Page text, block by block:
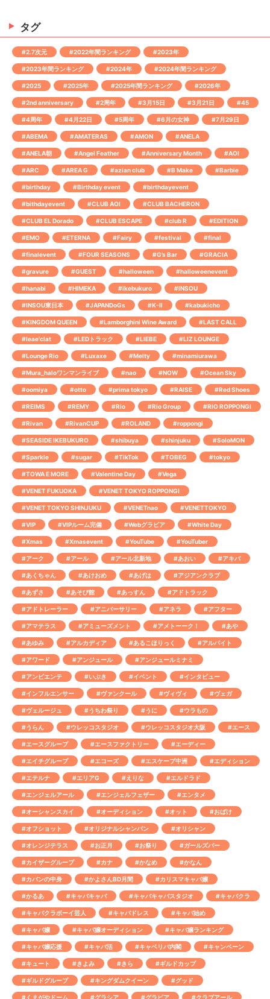
タグ
#2.7次元 #2022年間ランキング #2023年
#2023年間ランキング #2024年 #2024年間ランキング
#2025 #2025年 #2025年間ランキング #2026年
#2nd anniversary #2周年 #3月15日 #3月21日 #45
#4周年 #4月22日 #5周年 #6月の女神 #7月29日
#ABEMA #AMATERAS #AMON #ANELA
#ANELA朝 #Angel Feather #Anniversary Month #AOI
#ARC #AREA G #azian club #B Make #Barbie
#birthday #Birthday event #birthdayevent
#bithdayevent #CLUB AOI #CLUB BACHERON
#CLUB EL Dorado #CLUB ESCAPE #club R #EDITION
#EMO #ETERNA #Fairy #festival #final
#finalevent #FOUR SEASONS #G’s Bar #GRACIA
#gravure #GUEST #halloween #halloweenevent
#hanabi #HIMEKA #ikebukuro #INSOU
#INSOU東日本 #JAPANDoGs #K-Ⅱ #kabukicho
#KINGDOM QUEEN #Lamborghini Wine Award #LAST CALL
#leae'clat #LEDトラック #LIEBE #LIZ LOUNGE
#Lounge Rio #Luxaxe #Melty #minamiurawa
#Mura_haloワンマンライブ #nao #NOW #Ocean Sky
#oomiya #otto #prima tokyo #RAISE #Red Shoes
#REIMS #REMY #Rio #Rio Group #RIO ROPPONGI
#Rivan #RivanCUP #ROLAND #roppongi
#SEASIDE IKEBUKURO #shibuya #shinjuku #SoloMON
#Sparkle #sugar #TikTok #TOBEG #tokyo
#TOWA E MORE #Valentine Day #Vega
#VENET FUKUOKA #VENET TOKYO ROPPONGI
#VENET TOKYO SHINJUKU #VENETnao #VENETTOKYO
#VIP #VIPルーム完備 #Webグラビア #White Day
#Xmas #Xmasevent #YouTube #YouTuber
#アーク #アール #アール北新地 #あおい #アキバ
#あくちゃん #あけおめ #あげは #アジアンクラブ
#あずさ #あそび館 #あっすん #アドトラック
#アドトレーラー #アニバーサリー #アネラ #アフター
#アマテラス #アミューズメント #アメトーーク！ #あや
#あゆみ #アルカディア #あるこほりっく #アルバイト
#アワード #アンジュール #アンジュールミナミ
#アンビエンテ #いぶき #イベント #インタビュー
#インフルエンサー #ヴァンクール #ヴィヴィ #ヴェガ
#ヴェルージュ #うちわ祭り #うに #ウラもの
#うらん #ウレッコスタジオ #ウレッコスタジオ大阪 #エース
#エースグループ #エースファクトリー #エーディー
#エイチグループ #エコーズ #エスケープ中洲 #エディション
#エテルナ #エリアG #えりな #エルドラド
#エンジェルアール #エンジェルフェザー #エンタメ
#オーシャンスカイ #オーディション #オット #おばけ
#オフショット #オリジナルシャンパン #オリシャン
#オレンジテラス #お正月 #お祭り #ガールズバー
#カイザーグループ #カナ #かなめ #かなん
#カバンの中身 #かよさんBD月間 #カリスマキャバ嬢
#かるあ #キャバキャバ #キャバキャバスタジオ #キャバクラ
#キャバクラボーイ芸人 #キャバドレス #キャバ始め
#キャバ嬢 #キャバ嬢オーディション #キャバ嬢ランキング
#キャバ嬢応援 #キャバ活 #キャベリバ内閣 #キャンペーン
#キュート #きよみ #きら #ギルドカップ
#ギルドグループ #キングダムクイーン #グッド
#くまがやドーム #グラシア #グラビア #クラブアール